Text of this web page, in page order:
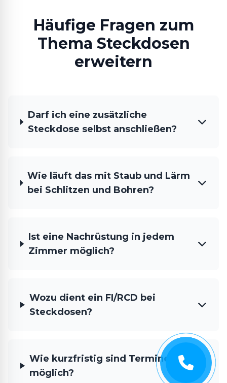
Häufige Fragen zum
Thema Steckdosen
erweitern
Darf ich eine zusätzliche
Steckdose selbst anschließen?
Wie läuft das mit Staub und Lärm
bei Schlitzen und Bohren?
Ist eine Nachrüstung in jedem
Zimmer möglich?
Wozu dient ein FI/RCD bei
Steckdosen?
Wie kurzfristig sind Termine
möglich?